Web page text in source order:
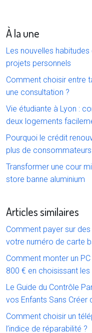
À la une
Les nouvelles
projets personnels
Comment choisir entre
une consultation ?
Vie étudiante à Lyon :
deux logements
Pourquoi le crédit
plus de consommateurs
Transformer une cour
store banne aluminium
Articles similaires
Comment payer sur
votre numéro de carte
Comment monter un
800 € en choisissant
Le Guide du Contrôle
vos Enfants Sans Créer
Comment choisir un
l’indice de réparabilité ?